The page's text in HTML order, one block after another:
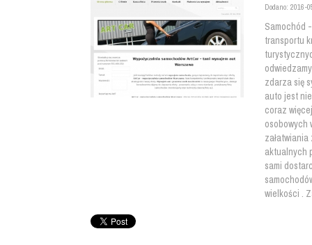
Dodano: 2016-
Samochód
transportu
zdarza się
auto jest
coraz
osobowych
aktualnych
sami
wielkości .